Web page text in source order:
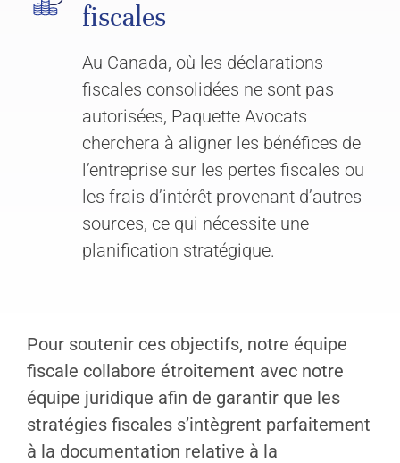
fiscales
Au Canada, où les déclarations
fiscales consolidées ne sont pas
autorisées, Paquette Avocats
cherchera à aligner les bénéfices de
l’entreprise sur les pertes fiscales ou
les frais d’intérêt provenant d’autres
sources, ce qui nécessite une
planification stratégique.
Pour soutenir ces objectifs, notre équipe
fiscale collabore étroitement avec notre
équipe juridique afin de garantir que les
stratégies fiscales s’intègrent parfaitement
à la documentation relative à la